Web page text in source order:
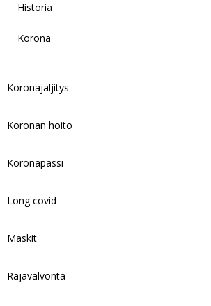
Historia
Korona
Koronajäljitys
Koronan hoito
Koronapassi
Long covid
Maskit
Rajavalvonta